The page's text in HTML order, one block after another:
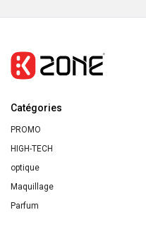
x1
Catégories
PROMO
HIGH-TECH
optique
Maquillage
Parfum